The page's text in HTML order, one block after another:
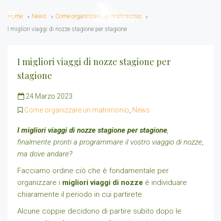
Home News
Come organizzare un matrimonio
I migliori viaggi di nozze stagione per stagione
I migliori viaggi di nozze stagione per
stagione
24 Marzo 2023
Come organizzare un matrimonio News
I migliori viaggi di nozze stagione per stagione,
finalmente pronti a programmare il vostro viaggio di nozze,
ma dove andare?
Facciamo ordine ciò che è fondamentale per
organizzare i migliori viaggi di nozze è individuare
chiaramente il periodo in cui partirete.
Alcune coppie decidono di partire subito dopo le